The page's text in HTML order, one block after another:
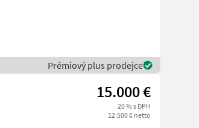
Prémiový plus prodejce
15.000 €
20 % s DPH
12.500 € netto